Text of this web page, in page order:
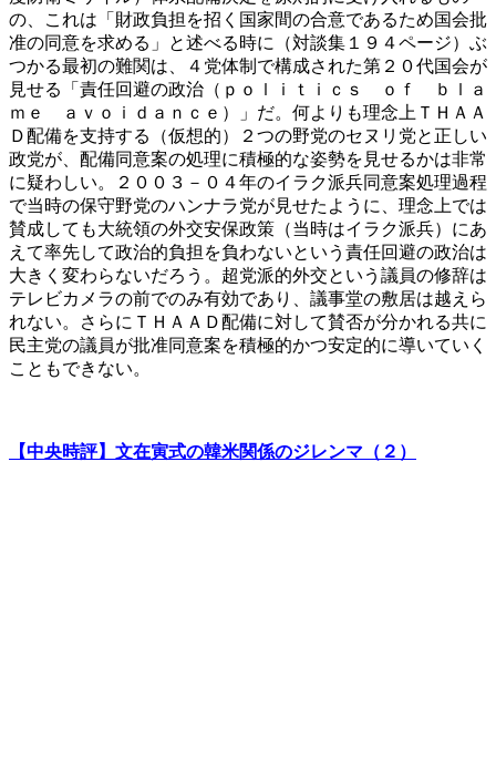
の、これは「財政負担を招く国家間の合意であるため国会批
准の同意を求める」と述べる時に（対談集１９４ページ）ぶ
つかる最初の難関は、４党体制で構成された第２０代国会が
見せる「責任回避の政治（ｐｏｌｉｔｉｃｓ ｏｆ ｂｌａ
ｍｅ ａｖｏｉｄａｎｃｅ）」だ。何よりも理念上ＴＨＡＡ
Ｄ配備を支持する（仮想的）２つの野党のセヌリ党と正しい
政党が、配備同意案の処理に積極的な姿勢を見せるかは非常
に疑わしい。２００３－０４年のイラク派兵同意案処理過程
で当時の保守野党のハンナラ党が見せたように、理念上では
賛成しても大統領の外交安保政策（当時はイラク派兵）にあ
えて率先して政治的負担を負わないという責任回避の政治は
大きく変わらないだろう。超党派的外交という議員の修辞は
テレビカメラの前でのみ有効であり、議事堂の敷居は越えら
れない。さらにＴＨＡＡＤ配備に対して賛否が分かれる共に
民主党の議員が批准同意案を積極的かつ安定的に導いていく
こともできない。
【中央時評】文在寅式の韓米関係のジレンマ（２）